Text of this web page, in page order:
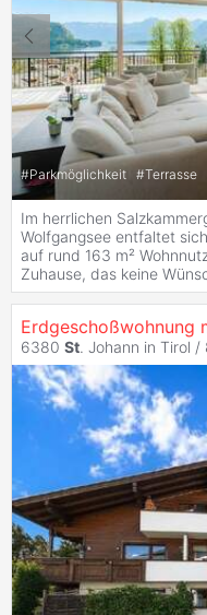
#Parkmöglichkeit #Terrasse
Im herrlichen
Wolfgangsee entfaltet
auf rund 163 m²
Zuhause, das keine
6380 St. Johann in Tirol /